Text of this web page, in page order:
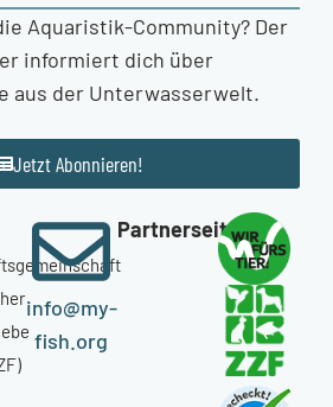
Aquaristik-Community? Der
informiert dich über
aus der Unterwasserwelt.
Jetzt Abonnieren!
info@my-
fish.org
Partnerseiten